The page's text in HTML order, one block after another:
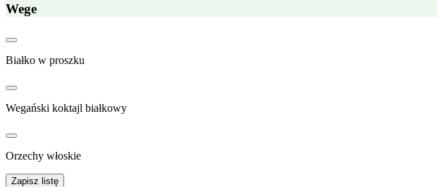
Wege
Białko w proszku
Wegański koktajl białkowy
Orzechy włoskie
Zapisz listę